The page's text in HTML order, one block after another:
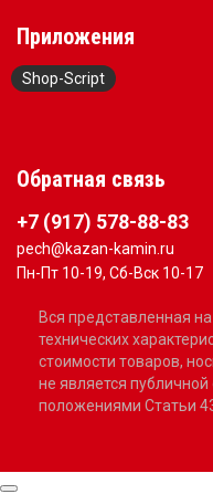
Приложения
Shop-Script
Обратная связь
+7 (917) 578-88-83
pech@kazan-kamin.ru
Пн-Пт 10-19, Сб-Вск 10-17
Вся представленная
технических
стоимости товаров,
не является
положениями Статьи